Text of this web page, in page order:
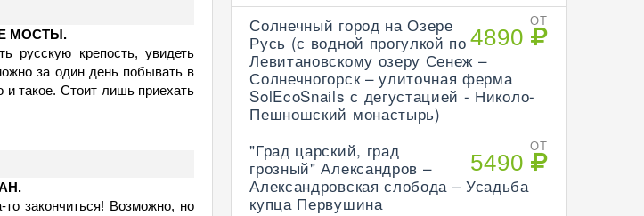
МОСТЫ.
русскую крепость, увидеть
за один день побывать в
и такое. Стоит лишь приехать
закончиться! Возможно, но
ОТ
4890
Солнечный город на Озере
Русь (с водной прогулкой по
Левитановскому озеру Сенеж –
Солнечногорск – улиточная ферма
SolEcoSnails с дегустацией - Николо-
Пешношский монастырь)
ОТ
5490
"Град царский, град
грозный" Александров –
Александровская слобода – Усадьба
купца Первушина